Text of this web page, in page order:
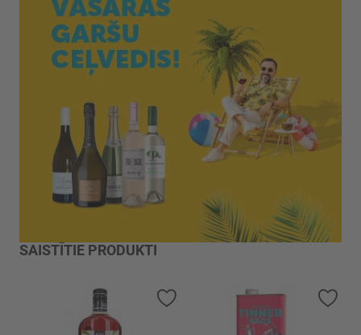
SAISTĪTIE PRODUKTI
Pievienot vēlmju sarakstam